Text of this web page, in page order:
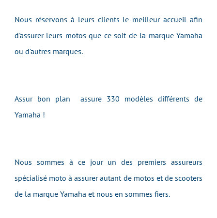
Nous réservons à leurs clients le meilleur accueil afin
d'assurer leurs motos que ce soit de la marque Yamaha
ou d'autres marques.
Assur bon plan assure 330 modèles différents de
Yamaha !
Nous sommes à ce jour un des premiers assureurs
spécialisé moto à assurer autant de motos et de scooters
de la marque Yamaha et nous en sommes fiers.